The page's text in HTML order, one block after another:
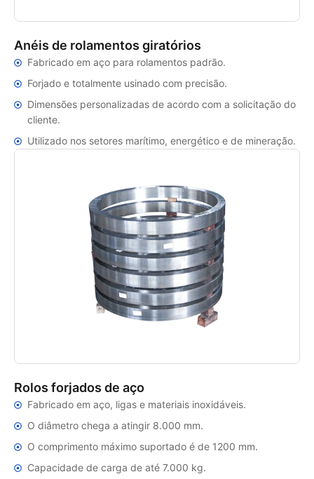
Anéis de rolamentos giratórios
Fabricado em aço para rolamentos padrão.
Forjado e totalmente usinado com precisão.
Dimensões personalizadas de acordo com a solicitação do
cliente.
Utilizado nos setores marítimo, energético e de mineração.
Rolos forjados de aço
Fabricado em aço, ligas e materiais inoxidáveis.
O diâmetro chega a atingir 8.000 mm.
O comprimento máximo suportado é de 1200 mm.
Capacidade de carga de até 7.000 kg.